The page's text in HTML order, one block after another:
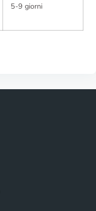
5-9 giorni